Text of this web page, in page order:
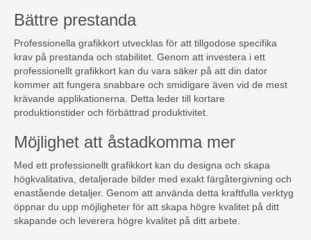
Bättre prestanda
Professionella grafikkort utvecklas för att tillgodose specifika
krav på prestanda och stabilitet. Genom att investera i ett
professionellt grafikkort kan du vara säker på att din dator
kommer att fungera snabbare och smidigare även vid de mest
krävande applikationerna. Detta leder till kortare
produktionstider och förbättrad produktivitet.
Möjlighet att åstadkomma mer
Med ett professionellt grafikkort kan du designa och skapa
högkvalitativa, detaljerade bilder med exakt färgåtergivning och
enastående detaljer. Genom att använda detta kraftfulla verktyg
öppnar du upp möjligheter för att skapa högre kvalitet på ditt
skapande och leverera högre kvalitet på ditt arbete.